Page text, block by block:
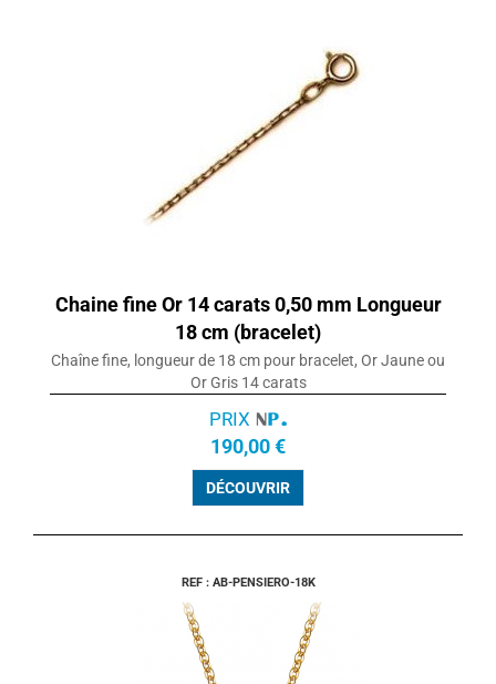
Chaine fine Or 14 carats 0,50 mm Longueur
18 cm (bracelet)
Chaîne fine, longueur de 18 cm pour bracelet, Or Jaune ou
Or Gris 14 carats
PRIX
190,00 €
DÉCOUVRIR
REF : AB-PENSIERO-18K